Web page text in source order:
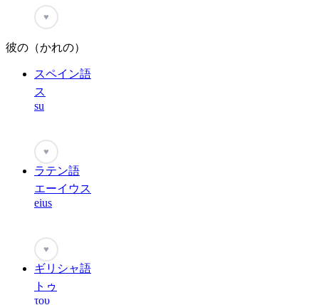
♥
彼の（かれの）
スペイン語
ス
su
♥
ラテン語
エーイウス
eius
♥
ギリシャ語
トゥ
του